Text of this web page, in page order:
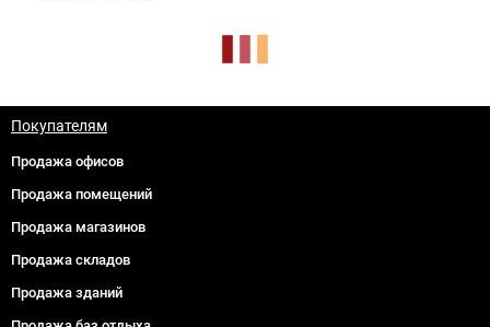
Покупателям
Продажа офисов
Продажа помещений
Продажа магазинов
Продажа складов
Продажа зданий